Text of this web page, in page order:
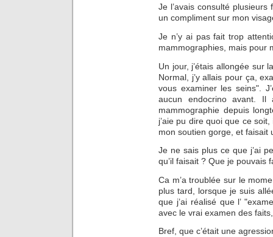
Je l’avais consulté
un compliment sur mon
Je n’y ai pas fait trop
mammographies, mais pour
Un jour, j’étais allongée sur
Normal, j’y allais pour ça,
vous examiner les seins".
aucun endocrino avant.
mammographie depuis
j’aie pu dire quoi que ce
mon soutien gorge, et faisait
Je ne sais plus ce que j’ai
qu’il faisait ? Que je pouvais
Ca m’a troublée sur le
plus tard, lorsque je suis
que j’ai réalisé que l’
avec le vrai examen des
Bref, que c’était une